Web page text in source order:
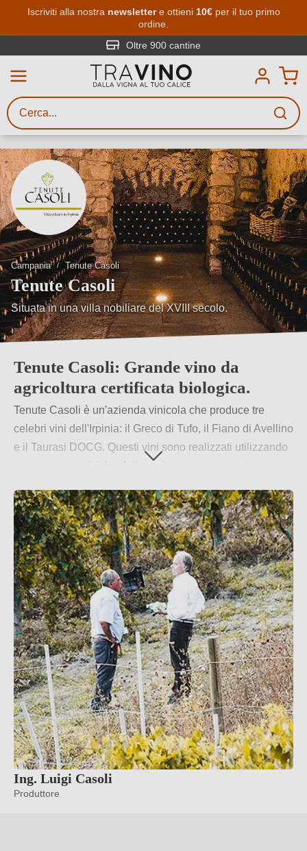
Passa al contenuto principale
Iscriviti alla nostra newslettere ottieni 10€per il tuo primo
ordine.
Oltre 900 cantine
Campania Tenute Casoli
Tenute Casoli
Situata in una villa nobiliare del XVIII secolo.
Tenute Casoli: Grande vino da
agricoltura certificata biologica.
Tenute Casoli è un'azienda vinicola che produce tre
celebri vini dell'Irpinia: il Greco di Tufo, il Fiano di Avellino
e il Taurasi DOCG. Questi vini sono realizzati utilizzando
uve autoctone tipiche della regione e rappresentano
fondamentale della produzione è l'approccio biologico,
con tutte le fasi del lavoro in vigna svolte manualmente.
Per saperne di più→
Ing. Luigi Casoli
Produttore
Ricerca vini
Inserisci almeno 3 caratteri
gusto, occasione, nome del vino,
vitigno, regione, cantina o altri
criteri.